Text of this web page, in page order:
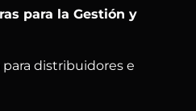
para la Gestión y
distribuidores e